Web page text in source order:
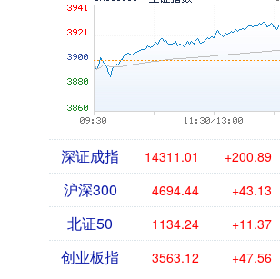
深证成指 14311.01 +200.89
沪深300 4694.44 +43.13
北证50 1134.24 +11.37
创业板指 3563.12 +47.56